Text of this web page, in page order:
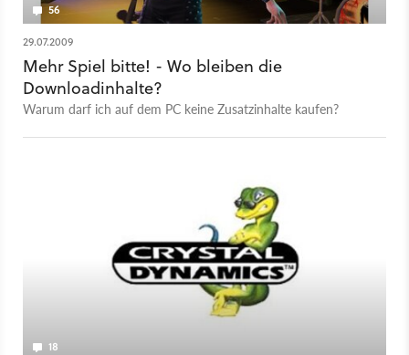
56
29.07.2009
Mehr Spiel bitte! - Wo bleiben die
Downloadinhalte?
Warum darf ich auf dem PC keine Zusatzinhalte kaufen?
18